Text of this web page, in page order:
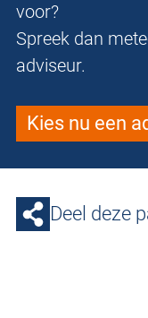
voor?
Spreek dan
adviseur.
Kies nu een
Deel deze